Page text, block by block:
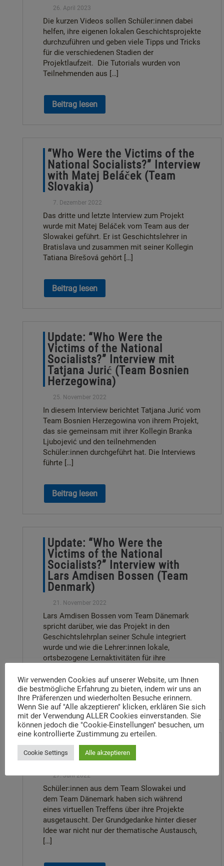
26. April 2023
Die kurzen Videos sollen Schüler:innen dabei
helfen, ihre eigenen lokalen Geschichtsprojekte
durchzuführen und geben viele Tipps und Tricks
für die verschiedenen Stadien der
Projektlaufzeit. Die Tutorials wurden von
Teilnehmenden aus […]
Beitrag lesen
“Who Were the Victims of the
National Socialists?” Interview
with Matej Beláček (Team
Slovakia)
7. Dezember 2022
Das dritte und letzte Interview zum Projekt
wurde mit Matej Beláček vom Team aus der
Slowakei geführt. Er ist Geschichtslehrer in
Bratislava und zusammen mit seiner Kollegin
Tatiana Bírešová gehört […]
Beitrag lesen
Update: “Who Were the
Victims of the National
Socialists?” Interview mit
Tatjana Jurić (Team Bosnien
Herzegowina)
25. November 2022
In diesem Interview berichtet Tatjana Jurić vom
Team Bosnien Herzegowina von ihrem Projekt,
das sie gemeinsam mit ihrer Kollegin Branka
Ljubojević und den teilnehmenden
Schüler:innen durchgeführt hat. Die Interviews
führte […]
Beitrag lesen
Update: “Who Were the
Victims of the National
Socialists?” Interview with
Lars Amdisen Bossen (Team
Denmark)
21. November 2022
Lars Amdisen Bossen vom Team Dänemark
spricht darüber, wie das Projekt in den
Geschichtslehrplan seiner Schule integriert
wurde und wie die Lehrer:innen lokale,
ortsbezogene Lernaktivitäten für ihre
Beitrag lesen
Update: Who were the victims
of the National Socialists?
27. Juni 2022
Schüler:innen aus dem Team Slowakei und
dem Team Dänemark haben sich während
eines virtuellen Treffens über ihre Projekte
ausgetauscht. Der Grundgedanke hinter dieser
Idee war nicht nur der thematische Austausch,
[…]
Wir verwenden Cookies auf unserer Website, um Ihnen
die bestmögliche Erfahrung zu bieten, indem wir uns an
Ihre Präferenzen und wiederholten Besuche erinnern.
Wenn Sie auf "Alle akzeptieren" klicken, erklären Sie sich
mit der Verwendung ALLER Cookies einverstanden. Sie
können jedoch die "Cookie-Einstellungen" besuchen, um
eine kontrollierte Zustimmung zu erteilen.
Cookie Settings Alle akzeptieren